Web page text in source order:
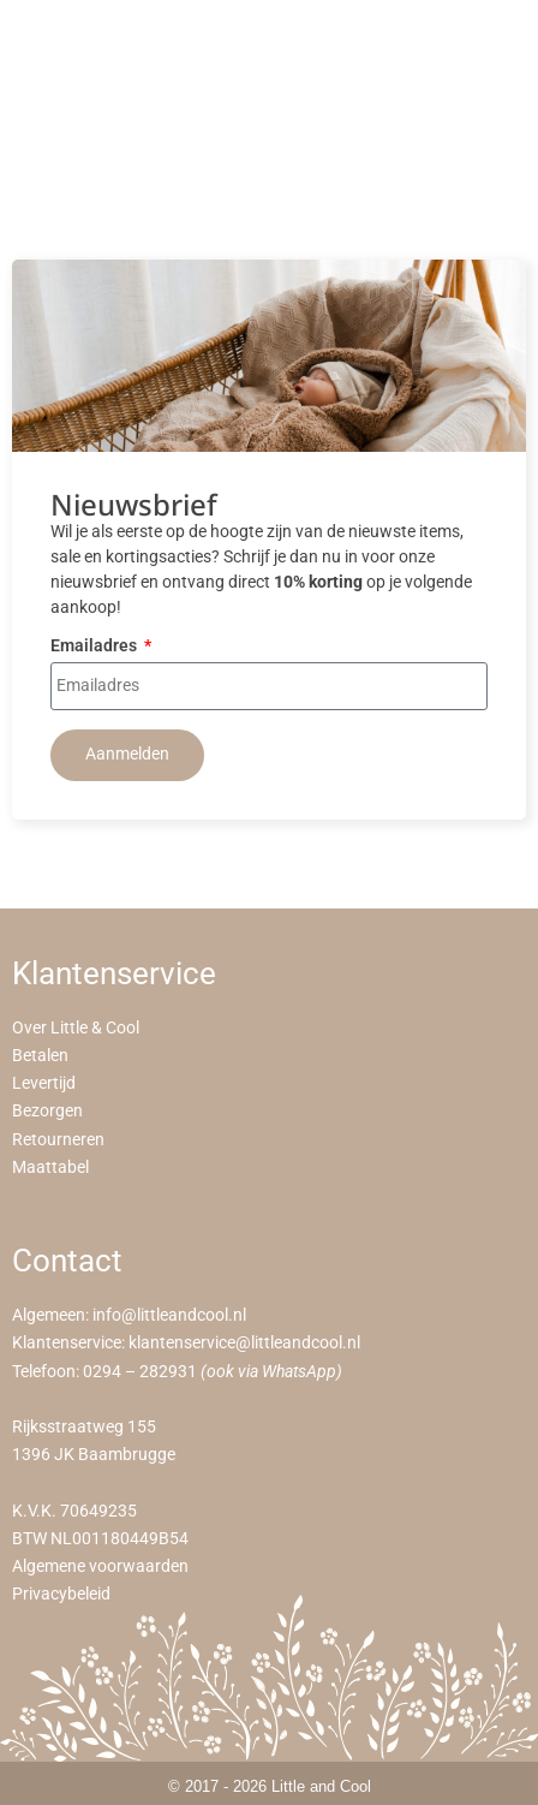
Nieuwsbrief
Wil je als eerste op de hoogte zijn van de nieuwste items,
sale en kortingsacties? Schrijf je dan nu in voor onze
nieuwsbrief en ontvang direct 10% kortingop je volgende
aankoop!
Emailadres
Aanmelden
Klantenservice
Over Little & Cool
Betalen
Levertijd
Bezorgen
Retourneren
Maattabel
Contact
Algemeen: info@littleandcool.nl
Klantenservice: klantenservice@littleandcool.nl
Telefoon: 0294 – 282931 (ook via WhatsApp)
Rijksstraatweg 155
1396 JK Baambrugge
K.V.K. 70649235
BTW NL001180449B54
Algemene voorwaarden
Privacybeleid
© 2017 - 2026 Little and Cool